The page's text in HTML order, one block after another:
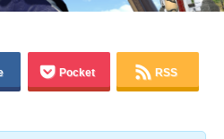
Pocket RSS